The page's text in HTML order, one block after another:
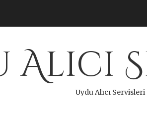
Alıcı
Uydu Alıcı Servisleri